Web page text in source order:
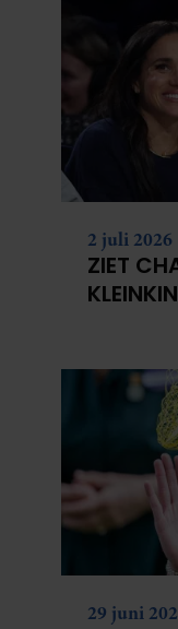
2 juli 2026
ZIET
29 juni